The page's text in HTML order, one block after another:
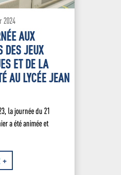
2024
AUX
DES JEUX
ET DE LA
AU LYCÉE JEAN
la journée du 21
a été animée et
+
des Ressources
Ancien élèves